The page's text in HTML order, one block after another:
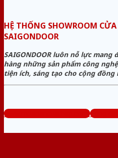
HỆ THỐNG SHOWROOM
SAIGONDOOR
SAIGONDOOR luôn nỗ lực mang
hàng những sản phẩm công
tiện ích, sáng tạo cho cộng
www.muabancuathep.com Tổng